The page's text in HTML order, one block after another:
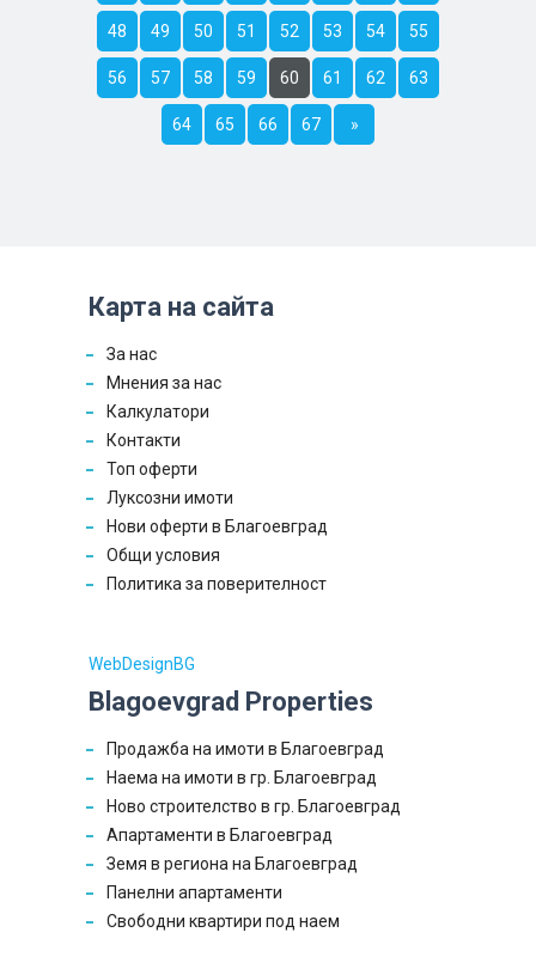
48 49 50 51 52 53 54 55
56 57 58 59 60 61 62 63
64 65 66 67 »
Карта на сайта
За нас
Мнения за нас
Калкулатори
Контакти
Топ оферти
Луксозни имоти
Нови оферти в Благоевград
Общи условия
Политика за поверителност
WebDesignBG
Blagoevgrad Properties
Продажба на имоти в Благоевград
Наема на имоти в гр. Благоевград
Ново строителство в гр. Благоевград
Апартаменти в Благоевград
Земя в региона на Благоевград
Панелни апартаменти
Свободни квартири под наем